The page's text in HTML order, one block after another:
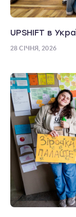
UPSHIFT в
28 СІЧНЯ, 2026